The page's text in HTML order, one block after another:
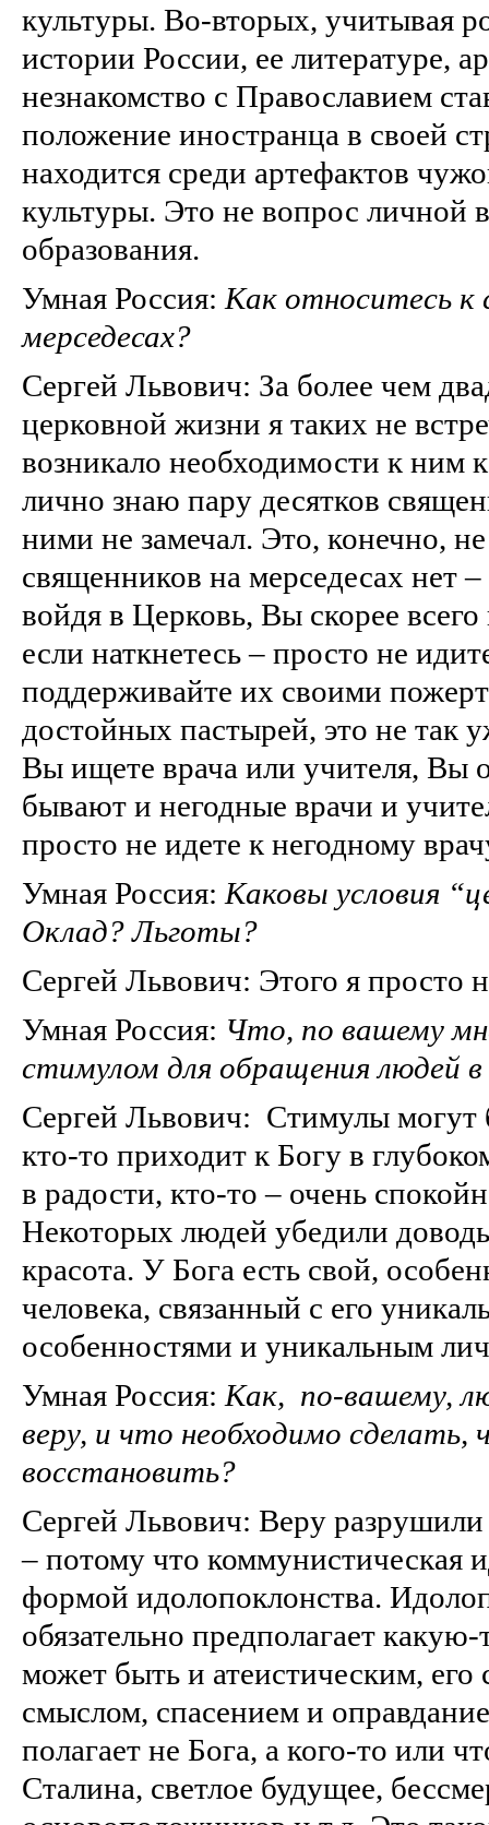
культуры. Во-вторых, учитывая
истории России, ее литературе,
незнакомство с Православием
положение иностранца в своей
находится среди артефактов
культуры. Это не вопрос личной
образования.
Умная Россия: Как относитесь к
мерседесах?
Сергей Львович: За более чем
церковной жизни я таких не
возникало необходимости к ним
лично знаю пару десятков
ними не замечал. Это, конечно, не
священников на мерседесах нет –
войдя в Церковь, Вы скорее
если наткнетесь – просто не
поддерживайте их своими
достойных пастырей, это не так
Вы ищете врача или учителя, Вы
бывают и негодные врачи и
просто не идете к негодному
Умная Россия: Каковы условия
Оклад? Льготы?
Сергей Львович: Этого я просто
Умная Россия: Что, по вашему
стимулом для обращения людей в
Сергей Львович: Стимулы могут
кто-то приходит к Богу в
в радости, кто-то – очень
Некоторых людей убедили
красота. У Бога есть свой,
человека, связанный с его
особенностями и уникальным
Умная Россия: Как, по-вашему,
веру, и что необходимо сделать,
восстановить?
Сергей Львович: Веру разрушили
– потому что коммунистическая
формой идолопоклонства.
обязательно предполагает
может быть и атеистическим, его
смыслом, спасением и
полагает не Бога, а кого-то или
Сталина, светлое будущее,